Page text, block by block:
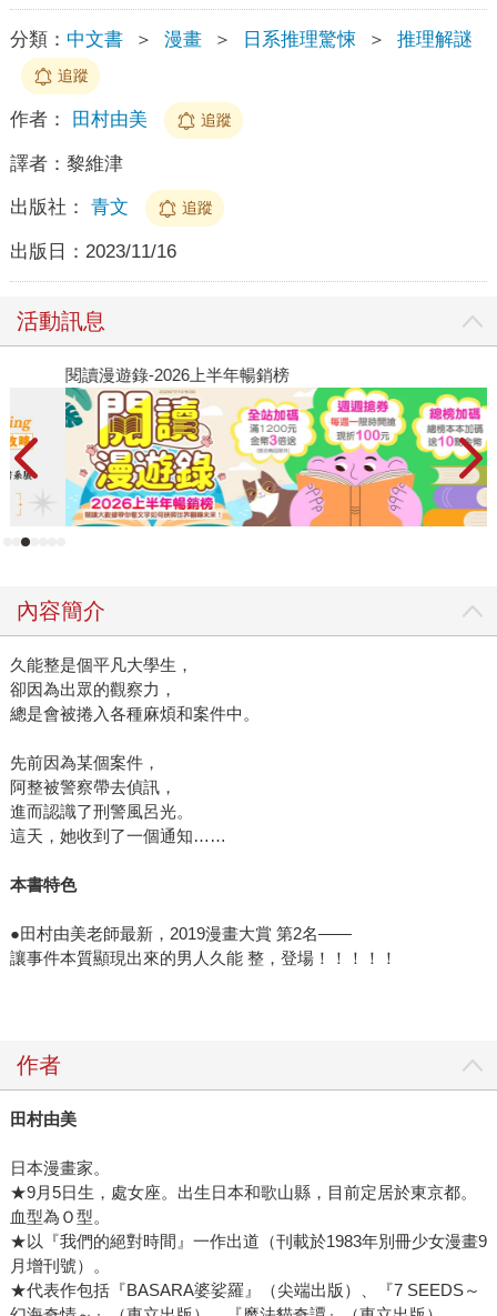
分類： 中文書 ＞ 漫畫 ＞ 日系推理驚悚 ＞ 推理解謎
追蹤
作者： 田村由美 追蹤
譯者： 黎維津
出版社： 青文 追蹤
出版日： 2023/11/16
活動訊息
閱讀漫遊錄-2026上半年暢銷榜
內容簡介
久能整是個平凡大學生，
卻因為出眾的觀察力，
總是會被捲入各種麻煩和案件中。
先前因為某個案件，
阿整被警察帶去偵訊，
進而認識了刑警風呂光。
這天，她收到了一個通知……
本書特色
●田村由美老師最新，2019漫畫大賞 第2名——
讓事件本質顯現出來的男人久能 整，登場！！！！！
作者
田村由美
日本漫畫家。
★9月5日生，處女座。出生日本和歌山縣，目前定居於東京都。
血型為Ｏ型。
★以『我們的絕對時間』一作出道（刊載於1983年別冊少女漫畫9
月增刊號）。
★代表作包括『BASARA婆娑羅』（尖端出版）、『7 SEEDS～